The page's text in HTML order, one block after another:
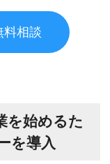
料相談
を始めるた
を導入